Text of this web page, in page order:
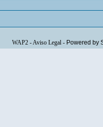
WAP2-Aviso Legal- Powered by